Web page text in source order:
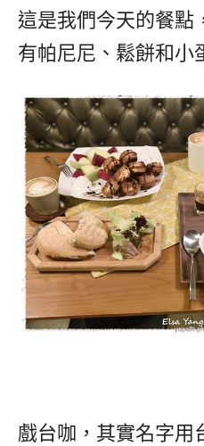
這是我們今天的餐點
有帕尼尼、鬆餅和小
戲台咖，其實名字用